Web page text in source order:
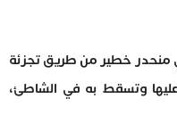
منحدر خطير من طريق تجزئة
وتسقط به في الشاطئ،